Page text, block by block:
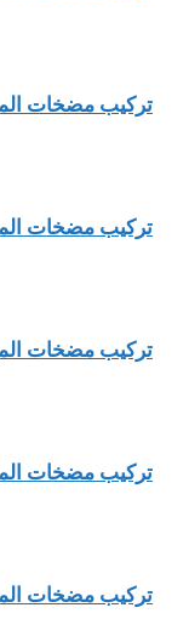
تركيب مضخات
تركيب مضخات
تركيب مضخات
تركيب مضخات
تركيب مضخات